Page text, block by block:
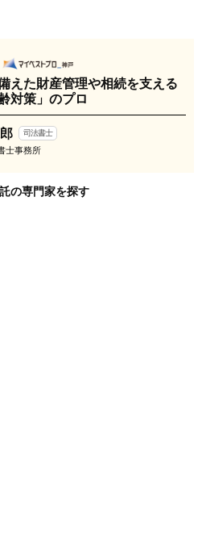
えた財産管理や相続を支える
対策」のプロ
司法書士
士事務所
の専門家を探す